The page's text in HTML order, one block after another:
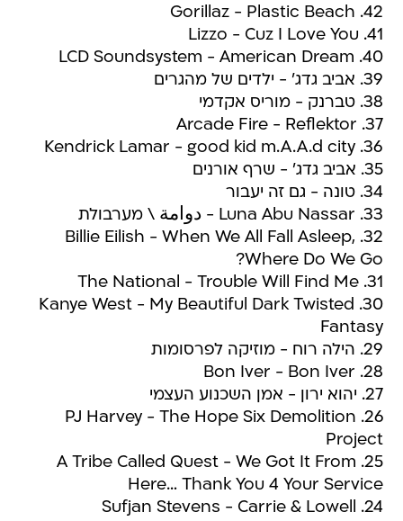
42. Gorillaz - Plastic Beach
41. Lizzo - Cuz I Love You
40. LCD Soundsystem - American Dream
39. אביב גדג' - ילדים של מהגרים
38. טברנק - מוריס אקדמי
37. Arcade Fire - Reflektor
36. Kendrick Lamar - good kid m.A.A.d city
35. אביב גדג' - שרף אורנים
34. טונה - גם זה יעבור
33. Luna Abu Nassar - دوامة \ מערבולת
32. Billie Eilish - When We All Fall Asleep,
Where Do We Go?
31. The National - Trouble Will Find Me
30. Kanye West - My Beautiful Dark Twisted
Fantasy
29. הילה רוח - מוזיקה לפרסומות
28. Bon Iver - Bon Iver
27. יהוא ירון - אמן השכנוע העצמי
26. PJ Harvey - The Hope Six Demolition
Project
25. A Tribe Called Quest - We Got It From
Here… Thank You 4 Your Service
24. Sufjan Stevens - Carrie & Lowell